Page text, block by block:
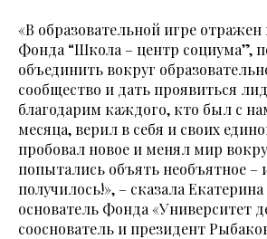
«В образовательной игре
Фонда “Школа – центр социума”,
объединить вокруг
сообщество и дать проявиться
благодарим каждого, кто был с
месяца, верил в себя и своих
пробовал новое и менял мир
попытались объять необъятное –
получилось!», – сказала
основатель Фонда «Университет
сооснователь и президент